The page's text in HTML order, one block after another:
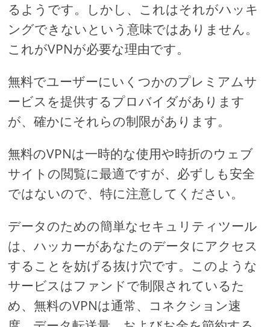
るようです。しかし、これはそれがハッキ
ングできないという意味ではありません。
これがVPNが必要な理由です。
無料でユーザーにいくつかのプレミアムサ
ービスを提供するプロバイダがあります
が、確かにそれらの制限があります。
無料のVPNは一時的な使用や時折のウェブ
サイトの閲覧に最適ですが、必ずしも安全
ではないので、特に注意してください。
データのための簡単なセキュリティツール
は、ハッカーがあなたのデータにアクセス
することを妨げる抜け穴です。このような
サービスはファンドで制限されているた
め、無料のVPNは通常、コネクション速